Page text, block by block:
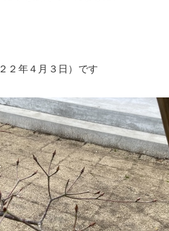
２年４月３日）です